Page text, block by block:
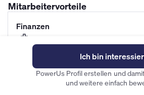
Mitarbeitervorteile
Finanzen
Fahrradleasing
Mitarbeiterrabatte
Top Gehalt
Ich bin
PowerUs Profil erstellen und
und weitere einfach